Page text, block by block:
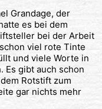
Grandage, der
es bei dem
bei der Arbeit
viel rote Tinte
und viele Worte in
Es gibt auch schon
Rotstift zum
gar nichts mehr